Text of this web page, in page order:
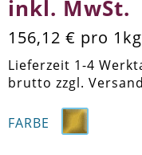
inkl. MwSt.
156,12 € pro 1kg
Lieferzeit 1-4
brutto zzgl.
FARBE